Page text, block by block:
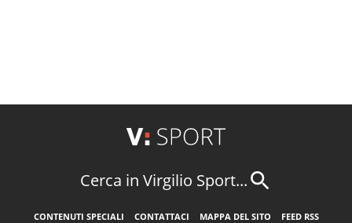
Cerca in Virgilio Sport...
CONTENUTI SPECIALI CONTATTACI MAPPA DEL SITO FEED RSS